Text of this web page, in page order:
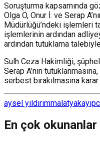
Soruşturma kapsamında
Olga Ö, Onur İ. ve Serap
Müdürlüğü’ndeki işlemleri
işlemlerinin ardından
ardından tutuklama
Sulh Ceza Hakimliği,
Serap A’nın
serbest bırakılmasına
aysel yıldırımmalatyakayıp
En çok okunanlar